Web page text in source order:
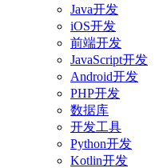
Java开发
iOS开发
前端开发
JavaScript开发
Android开发
PHP开发
数据库
开发工具
Python开发
Kotlin开发